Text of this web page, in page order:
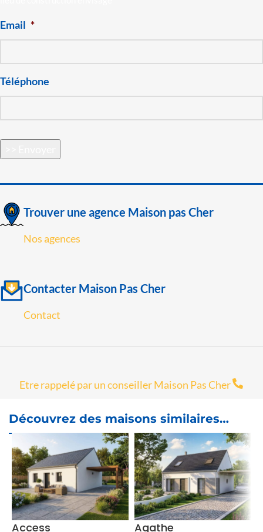
Email *
Téléphone
Trouver une agence Maison pas Cher
Nos agences
Contacter Maison Pas Cher
Contact
Etre rappelé par un conseiller Maison Pas Cher
Découvrez des maisons similaires…
Access Agathe